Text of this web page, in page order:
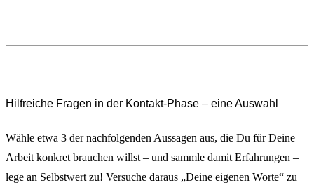
Hilfreiche Fragen in der Kontakt-Phase – eine Auswahl
Wähle etwa 3 der nachfolgenden Aussagen aus, die Du für Deine
Arbeit konkret brauchen willst – und sammle damit Erfahrungen –
lege an Selbstwert zu! Versuche daraus „Deine eigenen Worte“ zu